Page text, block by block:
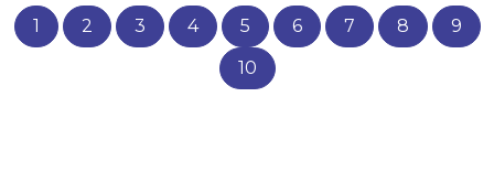
1 2 3 4 5 6 7 8
9
10